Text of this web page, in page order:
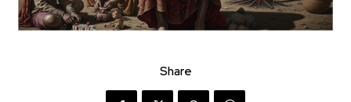
Share